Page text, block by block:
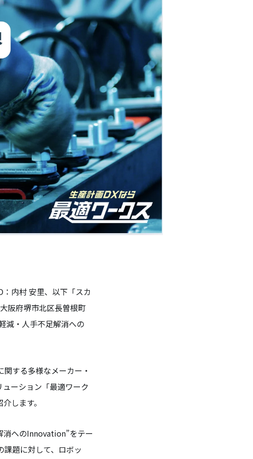
内村 安里、以下「スカ
阪府堺市北区長曽根町
減・人手不足解消への
する多様なメーカー・
ーション「最適ワーク
します。
消へのInnovation”をテー
題に対して、ロボッ